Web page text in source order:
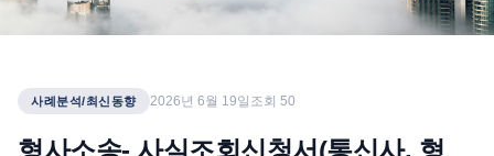
법률지식인
업무분야
각 전문 변호사
사례분석/최신동향 2026년 6월 19일 조회 50
형사소송- 사실조회신청서(통신사, 형